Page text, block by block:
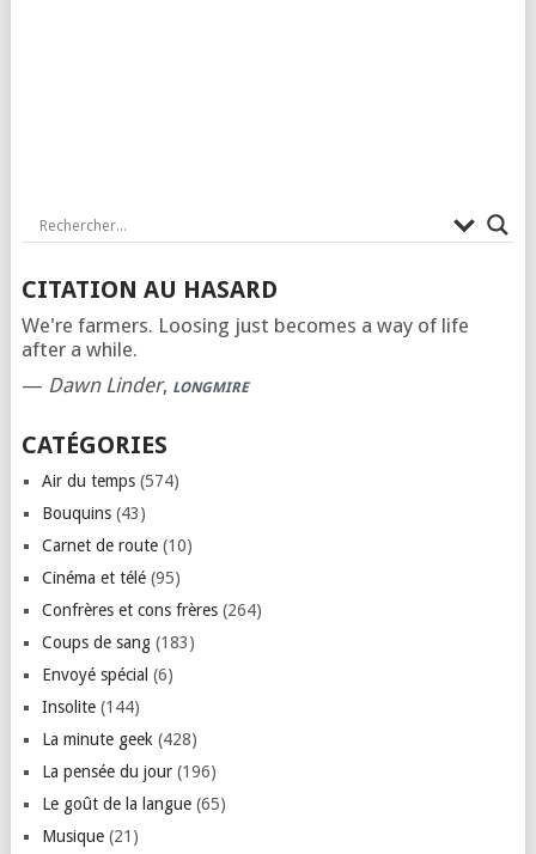
CITATION AU HASARD
We're farmers. Loosing just becomes a way of life
after a while.
— Dawn Linder, LONGMIRE
CATÉGORIES
Air du temps(574)
Bouquins(43)
Carnet de route(10)
Cinéma et télé(95)
Confrères et cons frères(264)
Coups de sang(183)
Envoyé spécial (6)
Insolite(144)
La minute geek (428)
La pensée du jour(196)
Le goût de la langue(65)
Musique(21)